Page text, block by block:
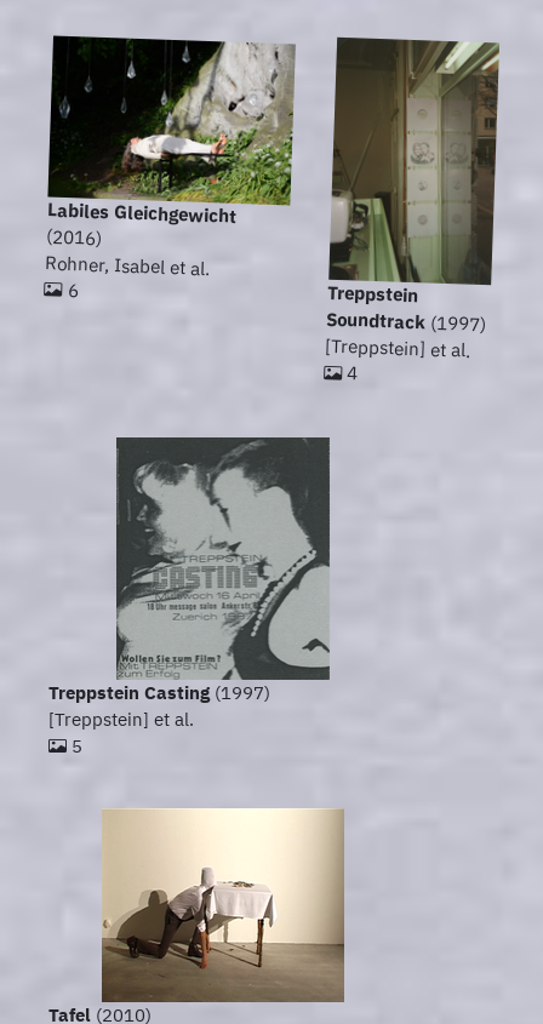
Labiles Gleichgewicht
(2016)
Rohner, Isabel et al.
6 Treppstein
Soundtrack(1997)
[Treppstein] et al.
4
Treppstein Casting(1997)
[Treppstein] et al.
5
Tafel (2010)